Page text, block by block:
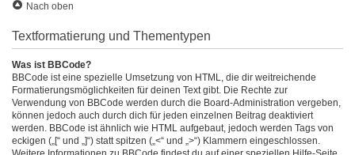
Nach oben
Textformatierung und Thementypen
Was ist BBCode?
BBCode ist eine spezielle Umsetzung von HTML, die dir weitreichende
Formatierungsmöglichkeiten für deinen Text gibt. Die Rechte zur
Verwendung von BBCode werden durch die Board-Administration vergeben,
können jedoch auch durch dich für jeden einzelnen Beitrag deaktiviert
werden. BBCode ist ähnlich wie HTML aufgebaut, jedoch werden Tags von
eckigen („[“ und „]“) statt spitzen („<“ und „>“) Klammern eingeschlossen.